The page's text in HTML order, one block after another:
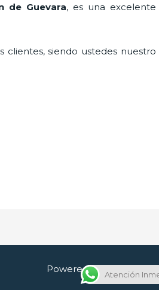
de Guevara, es una excelente
clientes, siendo ustedes nuestro
Powered by Cerrajero en
Atención